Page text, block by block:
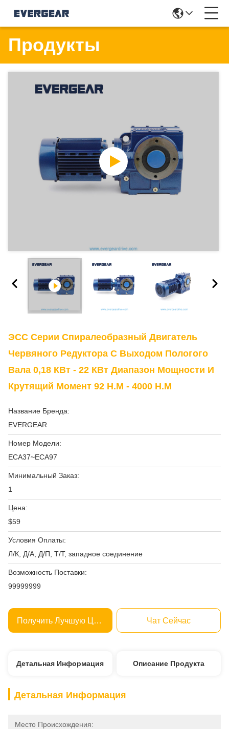
Продукты
ЭСС Серии Спиралеобразный Двигатель
Червяного Редуктора С Выходом Пологого
Вала 0,18 КВт - 22 КВт Диапазон Мощности И
Крутящий Момент 92 Н.м - 4000 Н.м
Название Бренда:
EVERGEAR
Номер Модели:
ЕСА37~ЕСА97
Минимальный Заказ:
1
Цена:
$59
Условия Оплаты:
Л/К, Д/А, Д/П, Т/Т, западное соединение
Возможность Поставки:
99999999
Получить Лучшую Цену Чат Сейчас
Детальная Информация Описание Продукта
Детальная Информация
Место Происхождения: